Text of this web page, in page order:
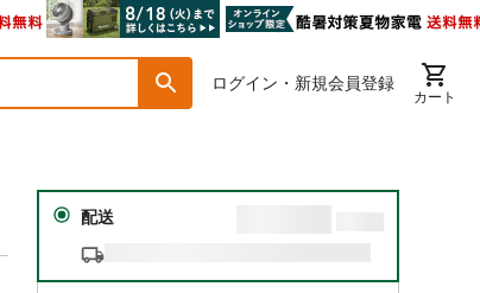
ログイン・新規会員登録
カート
配送